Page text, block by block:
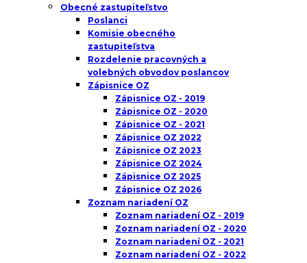
Obecné zastupiteľstvo
Poslanci
Komisie obecného
zastupiteľstva
Rozdelenie pracovných a
volebných obvodov poslancov
Zápisnice OZ
Zápisnice OZ - 2019
Zápisnice OZ - 2020
Zápisnice OZ - 2021
Zápisnice OZ 2022
Zápisnice OZ 2023
Zápisnice OZ 2024
Zápisnice OZ 2025
Zápisnice OZ 2026
Zoznam nariadení OZ
Zoznam nariadení OZ - 2019
Zoznam nariadení OZ - 2020
Zoznam nariadení OZ - 2021
Zoznam nariadení OZ - 2022